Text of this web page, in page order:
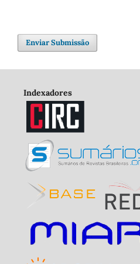
Enviar Submissão
Indexadores